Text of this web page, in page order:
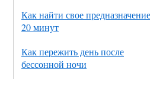
Как найти свое
20 минут
Как пережить день после
бессонной ночи